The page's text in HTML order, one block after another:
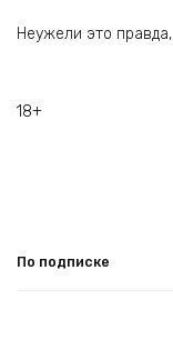
Неужели это
18+
По подписке